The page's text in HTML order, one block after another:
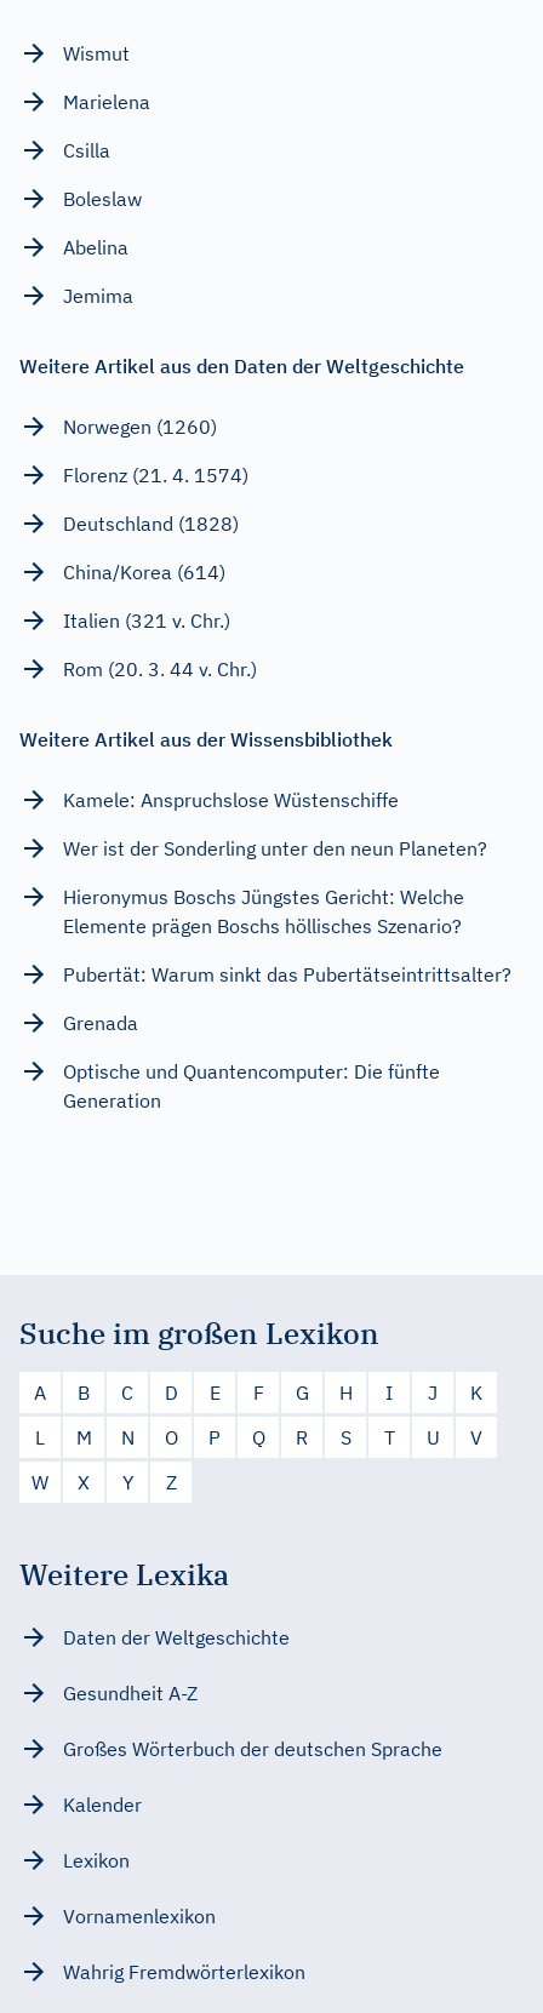
Wismut
Marielena
Csilla
Boleslaw
Abelina
Jemima
Weitere Artikel aus den Daten der Weltgeschichte
Norwegen (1260)
Florenz (21. 4. 1574)
Deutschland (1828)
China/Korea (614)
Italien (321 v. Chr.)
Rom (20. 3. 44 v. Chr.)
Weitere Artikel aus der Wissensbibliothek
Kamele: Anspruchslose Wüstenschiffe
Wer ist der Sonderling unter den neun Planeten?
Hieronymus Boschs Jüngstes Gericht: Welche
Elemente prägen Boschs höllisches Szenario?
Pubertät: Warum sinkt das Pubertätseintrittsalter?
Grenada
Optische und Quantencomputer: Die fünfte
Generation
Suche im großen Lexikon
A B C D E F G H I J
K
L
M N O P Q R S T U
V
W
X Y Z
Weitere Lexika
Daten der Weltgeschichte
Gesundheit A-Z
Großes Wörterbuch der deutschen Sprache
Kalender
Lexikon
Vornamenlexikon
Wahrig Fremdwörterlexikon